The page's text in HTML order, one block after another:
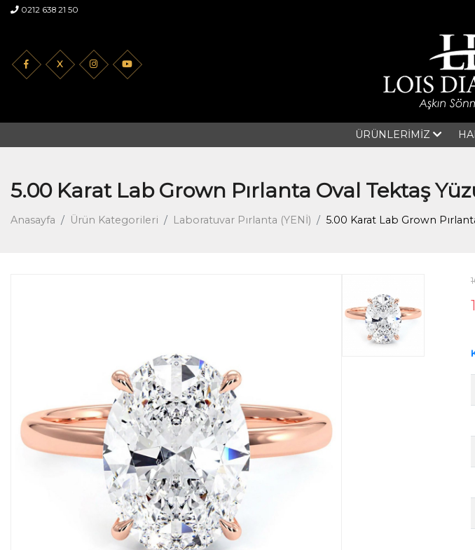
0212 638 21 50
X
ÜRÜNLERİMİZ
5.00 Karat Lab Grown Pırlanta Oval Tektaş
Anasayfa Ürün Kategorileri Laboratuvar Pırlanta (YENİ) 5.00 Karat Lab Grown